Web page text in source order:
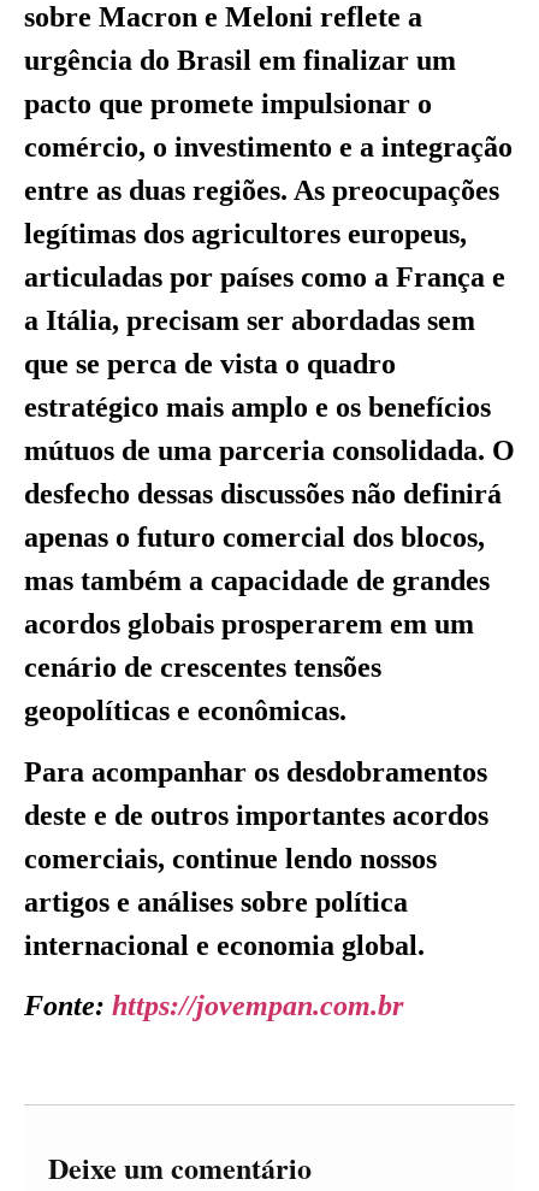
sobre Macron e Meloni reflete a
urgência do Brasil em finalizar um
pacto que promete impulsionar o
comércio, o investimento e a integração
entre as duas regiões. As preocupações
legítimas dos agricultores europeus,
articuladas por países como a França e
a Itália, precisam ser abordadas sem
que se perca de vista o quadro
estratégico mais amplo e os benefícios
mútuos de uma parceria consolidada. O
desfecho dessas discussões não definirá
apenas o futuro comercial dos blocos,
mas também a capacidade de grandes
acordos globais prosperarem em um
cenário de crescentes tensões
geopolíticas e econômicas.
Para acompanhar os desdobramentos
deste e de outros importantes acordos
comerciais, continue lendo nossos
artigos e análises sobre política
internacional e economia global.
Fonte: https://jovempan.com.br
Deixe um comentário